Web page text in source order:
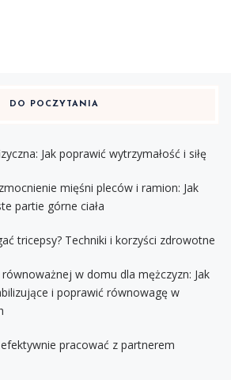
DO POCZYTANIA
Jak poprawić wytrzymałość i siłę
mięśni pleców i ramion: Jak
partie górne ciała
tricepsy? Techniki i korzyści zdrowotne
w domu dla mężczyzn: Jak
i poprawić równowagę w
pracować z partnerem